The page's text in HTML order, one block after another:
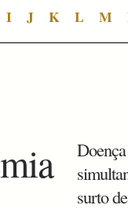
I J K L M
surto